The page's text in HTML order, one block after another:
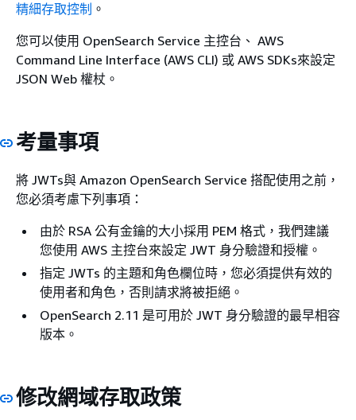
精細存取控制 。
您可以使用 OpenSearch Service 主控台、 AWS
Command Line Interface (AWS CLI) 或 AWS SDKs來設定
JSON Web 權杖。
考量事項
將 JWTs與 Amazon OpenSearch Service 搭配使用之前，
您必須考慮下列事項：
由於 RSA 公有金鑰的大小採用 PEM 格式，我們建議
您使用 AWS 主控台來設定 JWT 身分驗證和授權。
指定 JWTs 的主題和角色欄位時，您必須提供有效的
使用者和角色，否則請求將被拒絕。
OpenSearch 2.11 是可用於 JWT 身分驗證的最早相容
版本。
修改網域存取政策